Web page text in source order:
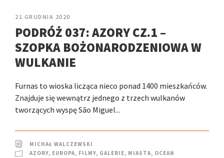
21 GRUDNIA 2020
PODRÓŻ 037: AZORY CZ.1 –
SZOPKA BOŻONARODZENIOWA W
WULKANIE
Furnas to wioska licząca nieco ponad 1400 mieszkańców.
Znajduje się wewnątrz jednego z trzech wulkanów
tworzących wyspę São Miguel...
MICHAŁ WALCZEWSKI
AZORY, EUROPA, FILMY, GALERIE, MIASTA, OCEAN